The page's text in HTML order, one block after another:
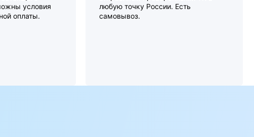
условия
оплаты.
любую точку России. Есть
самовывоз.